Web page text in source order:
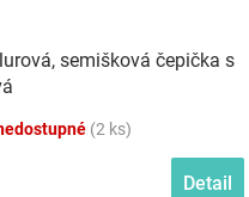
semišková čepička s
(2 ks)
Detail